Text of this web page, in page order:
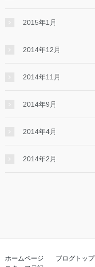
2015年1月
2014年12月
2014年11月
2014年9月
2014年4月
2014年2月
ホームページ ブログトップ